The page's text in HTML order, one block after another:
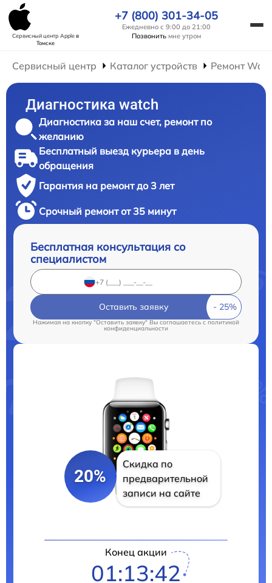
Сервисный центр Appleв
Томске
+7 (800) 301-34-05
Ежедневно с 9:00 до 21:00
Позвонить мне утром
Сервисный центр Каталог устройств Ремонт
Диагностика watch
Диагностика за наш счет, ремонт по
желанию
Бесплатный выезд курьера в день
обращения
Гарантия на ремонт до 3 лет
Срочный ремонт от 35 минут
Бесплатная консультация со
специалистом
Оставить заявку
Нажимая на кнопку "Оставить заявку" Вы соглашаетесь cполитикой
конфиденциальности
20%
Скидка по
предварительной
записи на сайте
Конец акции
01:13:41